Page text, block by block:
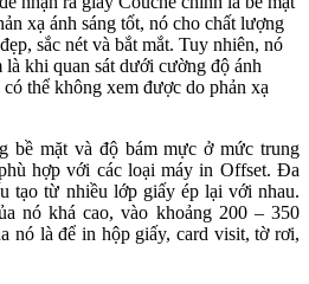
xạ ánh sáng tốt, nó cho chất lượng
sắc nét và bắt mắt. Tuy nhiên, nó
khi quan sát dưới cường độ ánh
thể không xem được do phản xạ
bề mặt và độ bám mực ở mức trung
hợp với các loại máy in Offset. Đa
tạo từ nhiều lớp giấy ép lại với nhau.
nó khá cao, vào khoảng 200 – 350
nó là để in hộp giấy, card visit, tờ rơi,